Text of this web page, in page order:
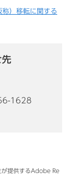
）移転に関する
先
1628
が提供するAdobe Re